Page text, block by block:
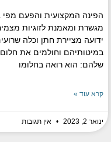
הפינה המקצועית והפעם מפי
מגשרת ומאמנת לזוגיות
ידועה מציירת חתן וכלה
במיטותיהם וחולמים את
שלהם: הוא רואה בחלומו
קרא עוד »
ינואר 2, 2023 אין תגובות